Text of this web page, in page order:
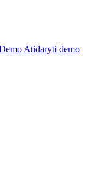
Atidaryti demo